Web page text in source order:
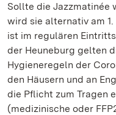
Sollte die Jazzmatinée
wird sie alternativ am
ist im regulären
der Heuneburg gelten
Hygieneregeln der
den Häusern und an
die Pflicht zum Tragen
(medizinische oder